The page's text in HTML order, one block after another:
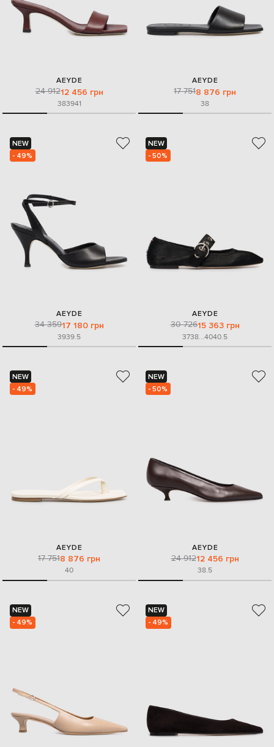
AEYDE
24 91212 456 грн
383941
AEYDE
17 7518 876 грн
38
NEW
- 49%
AEYDE
34 35917 180 грн
3939.5
NEW
- 50%
AEYDE
30 72615 363 грн
3738...4040.5
NEW
- 49%
AEYDE
17 7518 876 грн
40
NEW
- 50%
AEYDE
24 91212 456 грн
38.5
NEW
- 49%
NEW
- 49%